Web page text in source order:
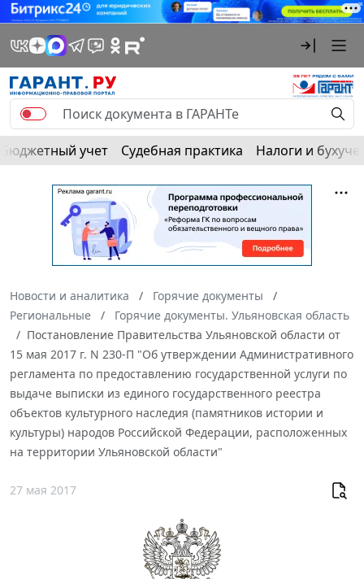
Бюджетный учет Судебная практика Налоги и
Новости и аналитика
Горячие документы
Региональные
Горячие документы. Ульяновская область
Постановление Правительства Ульяновской области от
15 мая 2017 г. N 230-П "Об утверждении Административного
регламента по предоставлению государственной услуги по
выдаче выписки из единого государственного реестра
объектов культурного наследия (памятников истории и
культуры) народов Российской Федерации, расположенных
на территории Ульяновской области"
27 мая 2017